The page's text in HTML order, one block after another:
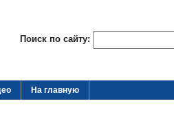
Поиск по сайту:
На главную